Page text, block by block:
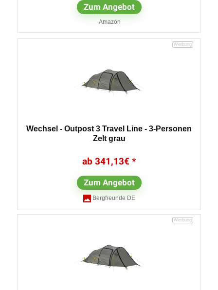
Zum Angebot
Amazon
Wechsel - Outpost 3 Travel Line - 3-Personen
Zelt grau
341,13€
Zum Angebot
Bergfreunde DE